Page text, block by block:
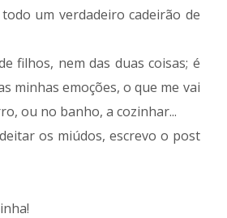
um verdadeiro cadeirão de
filhos, nem das duas coisas; é
minhas emoções, o que me vai
ou no banho, a cozinhar...
os miúdos, escrevo o post